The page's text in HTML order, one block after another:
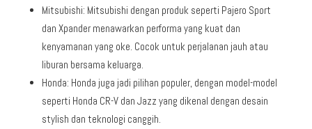
Mitsubishi: Mitsubishi dengan produk seperti Pajero Sport
dan Xpander menawarkan performa yang kuat dan
kenyamanan yang oke. Cocok untuk perjalanan jauh atau
liburan bersama keluarga.
Honda: Honda juga jadi pilihan populer, dengan model-model
seperti Honda CR-V dan Jazz yang dikenal dengan desain
stylish dan teknologi canggih.